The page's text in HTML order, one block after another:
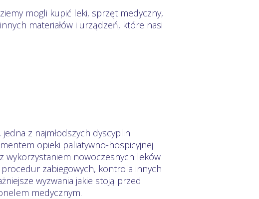
mogli kupić leki, sprzęt medyczny,
materiałów i urządzeń, które nasi
z najmłodszych dyscyplin
opieki paliatywno-hospicyjnej
wykorzystaniem nowoczesnych leków
zabiegowych, kontrola innych
wyzwania jakie stoją przed
medycznym.